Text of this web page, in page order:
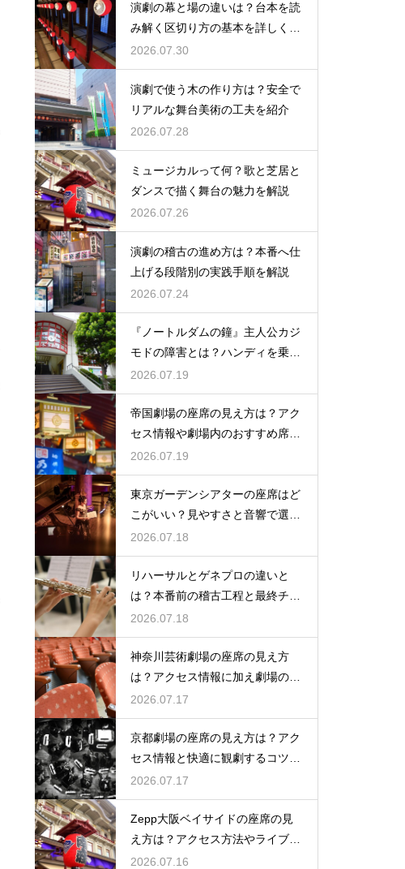
演劇の幕と場の違いは？台本を読
み解く区切り方の基本を詳しく解
説
2026.07.30
演劇で使う木の作り方は？安全で
リアルな舞台美術の工夫を紹介
2026.07.28
ミュージカルって何？歌と芝居と
ダンスで描く舞台の魅力を解説
2026.07.26
演劇の稽古の進め方は？本番へ仕
上げる段階別の実践手順を解説
2026.07.24
『ノートルダムの鐘』主人公カジ
モドの障害とは？ハンディを乗り
越える姿に感動
2026.07.19
帝国劇場の座席の見え方は？アク
セス情報や劇場内のおすすめ席を
徹底ガイド
2026.07.19
東京ガーデンシアターの座席はど
こがいい？見やすさと音響で選ぶ
おすすめのポジション
2026.07.18
リハーサルとゲネプロの違いと
は？本番前の稽古工程と最終チェ
ックの意味を解説
2026.07.18
神奈川芸術劇場の座席の見え方
は？アクセス情報に加え劇場の魅
力を徹底解説
2026.07.17
京都劇場の座席の見え方は？アク
セス情報と快適に観劇するコツを
事前にチェック
2026.07.17
Zepp大阪ベイサイドの座席の見
え方は？アクセス方法やライブを
楽しむポイントを紹介
2026.07.16